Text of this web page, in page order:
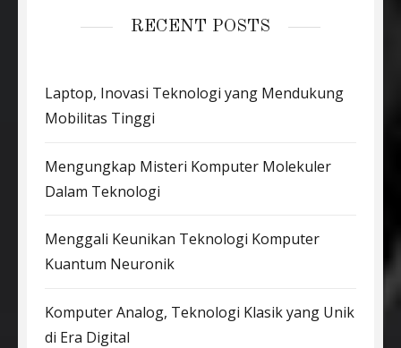
RECENT POSTS
Laptop, Inovasi Teknologi yang Mendukung
Mobilitas Tinggi
Mengungkap Misteri Komputer Molekuler
Dalam Teknologi
Menggali Keunikan Teknologi Komputer
Kuantum Neuronik
Komputer Analog, Teknologi Klasik yang Unik
di Era Digital